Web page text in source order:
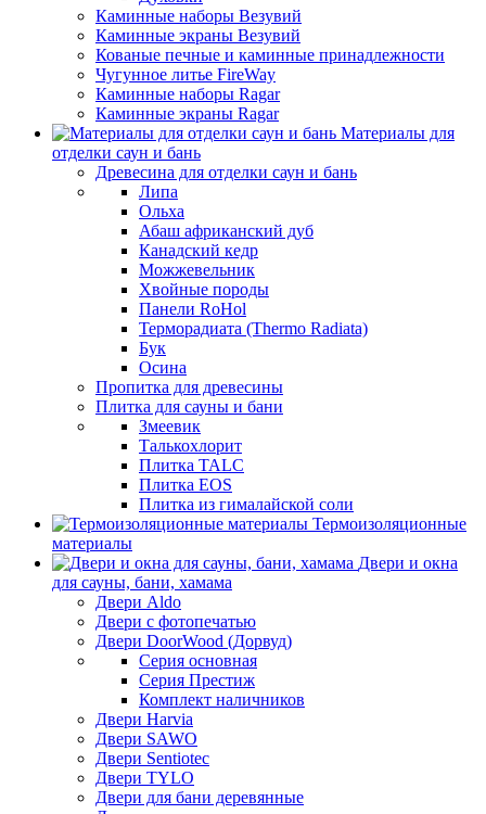
Каминные наборы Везувий
Каминные экраны Везувий
Кованые печные и каминные принадлежности
Чугунное литье FireWay
Каминные наборы Ragar
Каминные экраны Ragar
Материалы для
отделки саун и бань
Древесина для отделки саун и бань
Липа
Ольха
Абаш африканский дуб
Канадский кедр
Можжевельник
Хвойные породы
Панели RoHol
Терморадиата (Thermo Radiata)
Бук
Осина
Пропитка для древесины
Плитка для сауны и бани
Змеевик
Талькохлорит
Плитка TALC
Плитка EOS
Плитка из гималайской соли
Термоизоляционные
материалы
Двери и окна
для сауны, бани, хамама
Двери Aldo
Двери с фотопечатью
Двери DoorWood (Дорвуд)
Серия основная
Серия Престиж
Комплект наличников
Двери Harvia
Двери SAWO
Двери Sentiotec
Двери TYLO
Двери для бани деревянные